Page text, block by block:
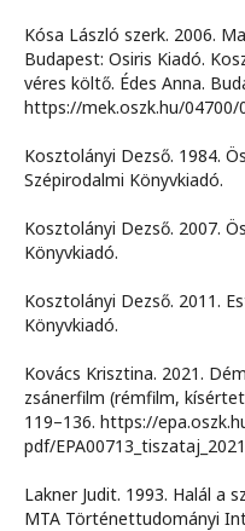
Kósa László szerk. 2006.
Budapest: Osiris Kiadó.
véres költő. Édes Anna.
https://mek.oszk.hu/04700/
Kosztolányi Dezső. 1984.
Szépirodalmi Könyvkiadó.
Kosztolányi Dezső. 2007.
Könyvkiadó.
Kosztolányi Dezső. 2011.
Könyvkiadó.
Kovács Krisztina. 2021.
zsánerfilm (rémfilm,
119–136. https://
pdf/
Lakner Judit. 1993. Halál a
MTA Történettudományi